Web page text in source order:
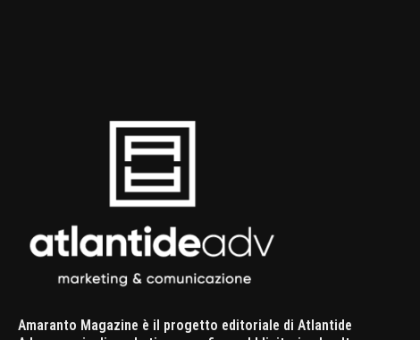
Amaranto Magazine è il progetto editoriale di Atlantide